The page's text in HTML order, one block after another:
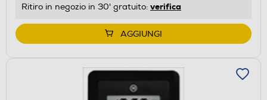
Ritiro in negozio in 30' gratuito: verifica
AGGIUNGI